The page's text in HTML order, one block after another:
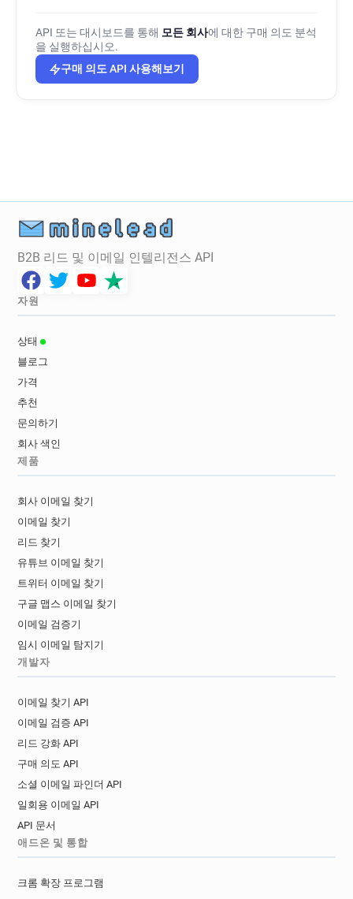
API 또는 대시보드를 통해 모든 회사에 대한 구매 의도 분석
을 실행하십시오.
구매 의도 API 사용해보기
B2B 리드 및 이메일 인텔리전스 API
자원
상태
블로그
가격
추천
문의하기
회사 색인
제품
회사 이메일 찾기
이메일 찾기
리드 찾기
유튜브 이메일 찾기
트위터 이메일 찾기
구글 맵스 이메일 찾기
이메일 검증기
임시 이메일 탐지기
개발자
이메일 찾기 API
이메일 검증 API
리드 강화 API
구매 의도 API
소셜 이메일 파인더 API
일회용 이메일 API
API 문서
애드온 및 통합
크롬 확장 프로그램